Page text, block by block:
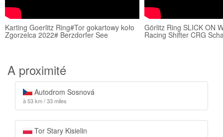
Karting Goerlitz Ring#Tor gokartowy koło
Zgorzelca 2022# Berzdorfer See
Görlitz Ring SLICK ON
Racing Shifter CRG
A proximité
Autodrom Sosnová
à 53 km / 33 miles
Tor Stary Kisielin